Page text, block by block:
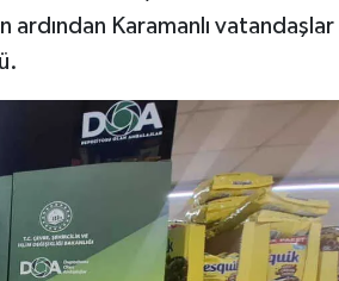
ardından Karamanlı vatandaşlar